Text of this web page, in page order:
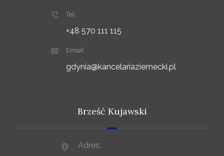
Tel:
+48 570 111 115
Email:
gdynia@kancelariaziemecki.pl
Brześć Kujawski
Adres: